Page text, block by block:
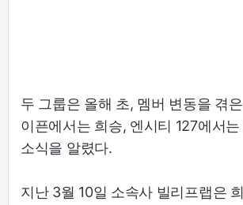
두 그룹은 올해 초, 멤버 변동을 겪
이픈에서는 희승, 엔시티 127에서
소식을 알렸다.
지난 3월 10일 소속사 빌리프랩은